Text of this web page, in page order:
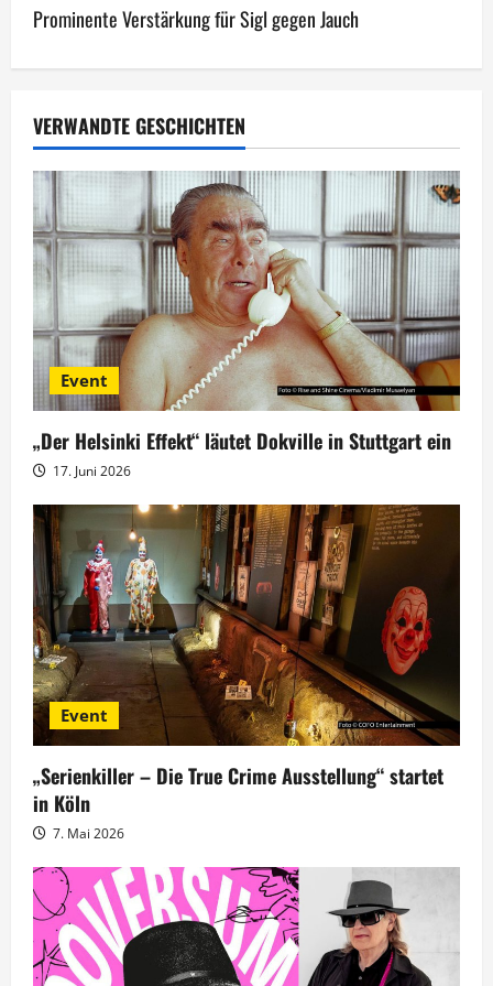
t
r
a
g
s
n
a
v
i
g
a
t
i
o
n
Prominente Verstärkung für Sigl gegen Jauch
VERWANDTE GESCHICHTEN
Event
„Der Helsinki Effekt“ läutet Dokville in Stuttgart ein
17. Juni 2026
Event
„Serienkiller – Die True Crime Ausstellung“ startet
in Köln
7. Mai 2026